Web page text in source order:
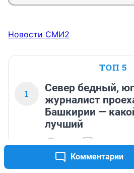
Комментарии
Новости СМИ2
ТОП 5
1
Север бедный,
журналист
Башкирии —
лучший
На этих монетах можно